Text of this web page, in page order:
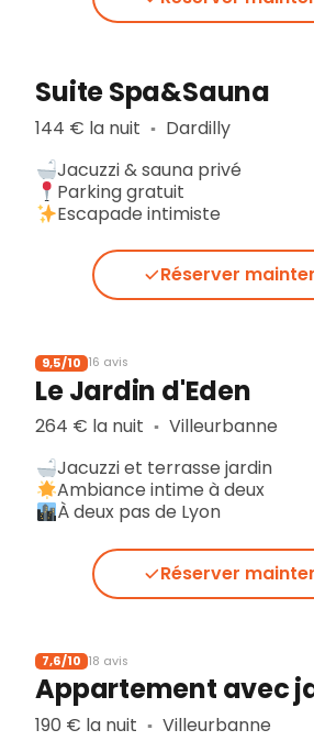
Suite Spa&Sauna
144 € la nuit ▪︎ Dardilly
Jacuzzi & sauna privé
Parking gratuit
Escapade intimiste
Réserver
9,5/10 16 avis
Le Jardin d'Eden
264 € la nuit ▪︎ Villeurbanne
Jacuzzi et terrasse jardin
Ambiance intime à deux
À deux pas de Lyon
Réserver
7,6/10 18 avis
Appartement avec
190 € la nuit ▪︎ Villeurbanne